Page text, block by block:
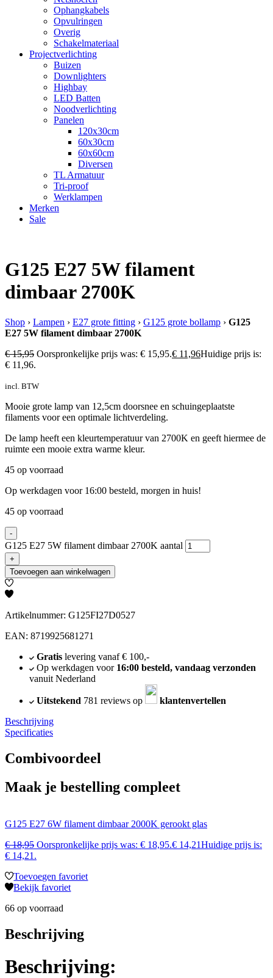
Ophangkabels
Opvulringen
Overig
Schakelmateriaal
Projectverlichting
Buizen
Downlighters
Highbay
LED Batten
Noodverlichting
Panelen
120x30cm
60x30cm
60x60cm
Diversen
TL Armatuur
Tri-proof
Werklampen
Merken
Sale
G125 E27 5W filament
dimbaar 2700K
Shop › Lampen › E27 grote fitting › G125 grote bollamp › G125
E27 5W filament dimbaar 2700K
€15,95 Oorspronkelijke prijs was: € 15,95.€ 11,96Huidige prijs is:
€ 11,96.
incl. BTW
Mooie grote lamp van 12,5cm doorsnee en schuingeplaatste
filaments voor een optimale lichtverdeling.
De lamp heeft een kleurtemperatuur van 2700K en geeft hiermee de
ruimte een mooie extra warme kleur.
45 op voorraad
Op werkdagen voor 16:00 besteld, morgen in huis!
45 op voorraad
-
G125 E27 5W filament dimbaar 2700K aantal
+
Toevoegen aan winkelwagen
Artikelnummer: G125FI27D0527
EAN: 8719925681271
Gratislevering vanaf € 100,-
Op werkdagen voor 16:00 besteld, vandaag verzonden
vanuit Nederland
Uitstekend 781 reviews op
klantenvertellen
Beschrijving
Specificaties
Combivoordeel
Maak je bestelling compleet
G125 E27 6W filament dimbaar 2000K gerookt glas
€18,95 Oorspronkelijke prijs was: € 18,95.€ 14,21Huidige prijs is:
€ 14,21.
Toevoegen favoriet
Bekijk favoriet
66 op voorraad
Beschrijving
Beschrijving: